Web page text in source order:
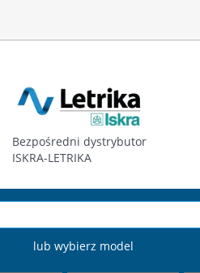
Bezpośredni dystrybutor
ISKRA-LETRIKA
lub wybierz model